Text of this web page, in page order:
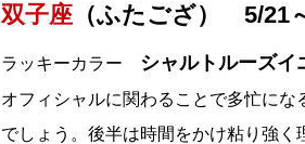
双子座 （ふたござ） 5/21
ラッキーカラー シャルトルーズイ
オフィシャルに関わることで多忙に
でしょう。後半は時間をかけ粘り強く